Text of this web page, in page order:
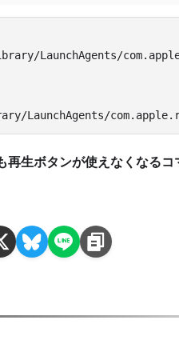
LaunchAgents/
LaunchAgents/
生ボタンが使えなくなるコ